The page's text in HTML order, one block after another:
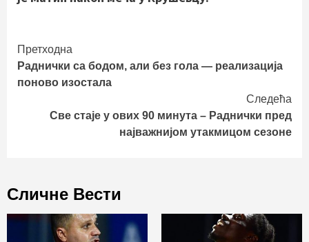
Continue
Reading
Претходна
Раднички са бодом, али без гола — реализација
поново изостала
Следећа
Све стаје у ових 90 минута – Раднички пред
најважнијом утакмицом сезоне
Сличне Вести